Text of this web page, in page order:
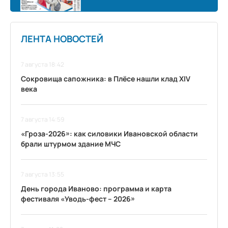
ЛЕНТА НОВОСТЕЙ
7 августа 18:42
Сокровища сапожника: в Плёсе нашли клад XIV
века
7 августа 14:59
«Гроза-2026»: как силовики Ивановской области
брали штурмом здание МЧС
7 августа 13:55
День города Иваново: программа и карта
фестиваля «Уводь-фест – 2026»